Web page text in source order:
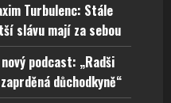
Turbulenc: Stále
slávu mají za sebou
podcast: „Radši
důchodkyně“